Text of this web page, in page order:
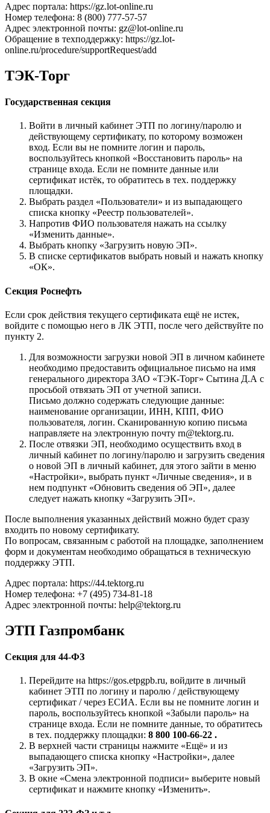
Адрес портала: https://gz.lot-online.ru
Номер телефона: 8 (800) 777-57-57
Адрес электронной почты: gz@lot-online.ru
Обращение в техподдержку: https://gz.lot-
online.ru/procedure/supportRequest/add
ТЭК-Торг
Государственная секция
Войти в личный кабинет ЭТП по логину/паролю и
действующему сертификату, по которому возможен
вход. Если вы не помните логин и пароль,
воспользуйтесь кнопкой «Восстановить пароль» на
странице входа. Если не помните данные или
сертификат истёк, то обратитесь в тех. поддержку
площадки.
Выбрать раздел «Пользователи» и из выпадающего
списка кнопку «Реестр пользователей».
Напротив ФИО пользователя нажать на ссылку
«Изменить данные».
Выбрать кнопку «Загрузить новую ЭП».
В списке сертификатов выбрать новый и нажать кнопку
«ОК».
Секция Роснефть
Если срок действия текущего сертификата ещё не истек,
войдите с помощью него в ЛК ЭТП, после чего действуйте по
пункту 2.
Для возможности загрузки новой ЭП в личном кабинете
необходимо предоставить официальное письмо на имя
генерального директора ЗАО «ТЭК-Торг» Сытина Д.А с
просьбой отвязать ЭП от учетной записи.
Письмо должно содержать следующие данные:
наименование организации, ИНН, КПП, ФИО
пользователя, логин. Сканированную копию письма
направляете на электронную почту rn@tektorg.ru.
После отвязки ЭП, необходимо осуществить вход в
личный кабинет по логину/паролю и загрузить сведения
о новой ЭП в личный кабинет, для этого зайти в меню
«Настройки», выбрать пункт «Личные сведения», и в
нем подпункт «Обновить сведения об ЭП», далее
следует нажать кнопку «Загрузить ЭП».
После выполнения указанных действий можно будет сразу
входить по новому сертификату.
По вопросам, связанным с работой на площадке, заполнением
форм и документам необходимо обращаться в техническую
поддержку ЭТП.
Адрес портала: https://44.tektorg.ru
Номер телефона: +7 (495) 734-81-18
Адрес электронной почты: help@tektorg.ru
ЭТП Газпромбанк
Секция для 44-ФЗ
Перейдите на https://gos.etpgpb.ru, войдите в личный
кабинет ЭТП по логину и паролю / действующему
сертификат / через ЕСИА. Если вы не помните логин и
пароль, воспользуйтесь кнопкой «Забыли пароль» на
странице входа. Если не помните данные, то обратитесь
в тех. поддержку площадки: 8 800 100-66-22 .
В верхней части страницы нажмите «Ещё» и из
выпадающего списка кнопку «Настройки», далее
«Загрузить ЭП».
В окне «Смена электронной подписи» выберите новый
сертификат и нажмите кнопку «Изменить».